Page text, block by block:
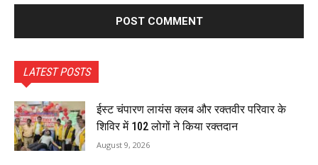
LATEST POSTS
ईस्ट चंपारण लायंस क्लब और रक्तवीर परिवार के
शिविर में 102 लोगों ने किया रक्तदान
August 9, 2026